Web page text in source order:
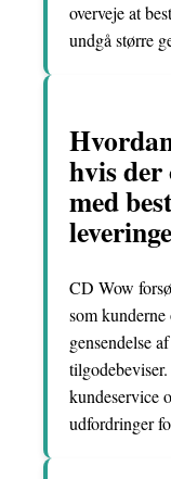
overveje at
undgå større
hvis
med
CD Wow
som
gensendelse
kundeservice
udfordringer